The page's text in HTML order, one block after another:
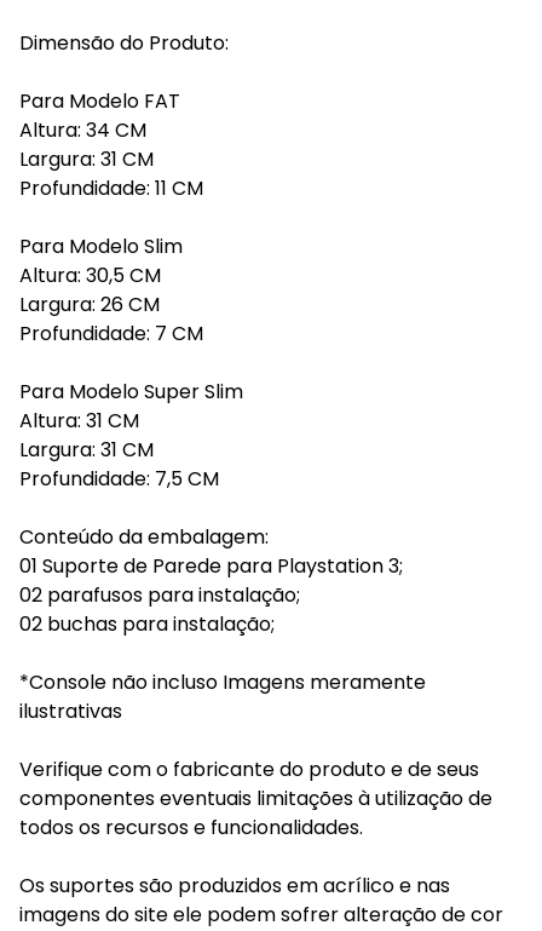
Dimensão do Produto:
Para Modelo FAT
Altura: 34 CM
Largura: 31 CM
Profundidade: 11 CM
Para Modelo Slim
Altura: 30,5 CM
Largura: 26 CM
Profundidade: 7 CM
Para Modelo Super Slim
Altura: 31 CM
Largura: 31 CM
Profundidade: 7,5 CM
Conteúdo da embalagem:
01 Suporte de Parede para Playstation 3;
02 parafusos para instalação;
02 buchas para instalação;
*Console não incluso Imagens meramente
ilustrativas
Verifique com o fabricante do produto e de seus
componentes eventuais limitações à utilização de
todos os recursos e funcionalidades.
Os suportes são produzidos em acrílico e nas
imagens do site ele podem sofrer alteração de cor